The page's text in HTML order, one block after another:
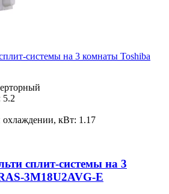
системы на 3 комнаты Toshiba
5.2
кВт: 1.17
сплит-системы на 3
3M18U2AVG-E